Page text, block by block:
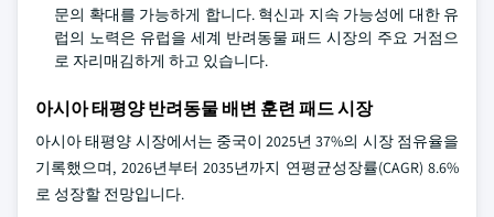
문의 확대를 가능하게 합니다. 혁신과 지속 가능성에 대한 유
럽의 노력은 유럽을 세계 반려동물 패드 시장의 주요 거점으
로 자리매김하게 하고 있습니다.
아시아 태평양 반려동물 배변 훈련 패드 시장
아시아 태평양 시장에서는 중국이 2025년 37%의 시장 점유율을
기록했으며, 2026년부터 2035년까지 연평균성장률(CAGR) 8.6%
로 성장할 전망입니다.